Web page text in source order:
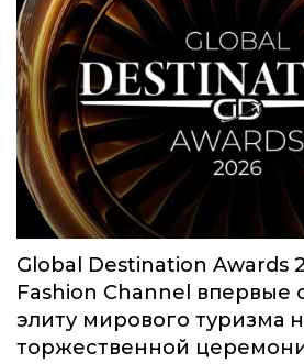
Global Destination Awards
Fashion Channel впервые
элиту мирового туризма
торжественной